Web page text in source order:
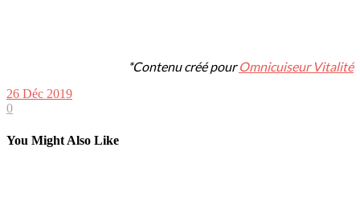
*Contenu créé pourOmnicuiseur Vitalité
26 Déc 2019
0
You Might Also Like